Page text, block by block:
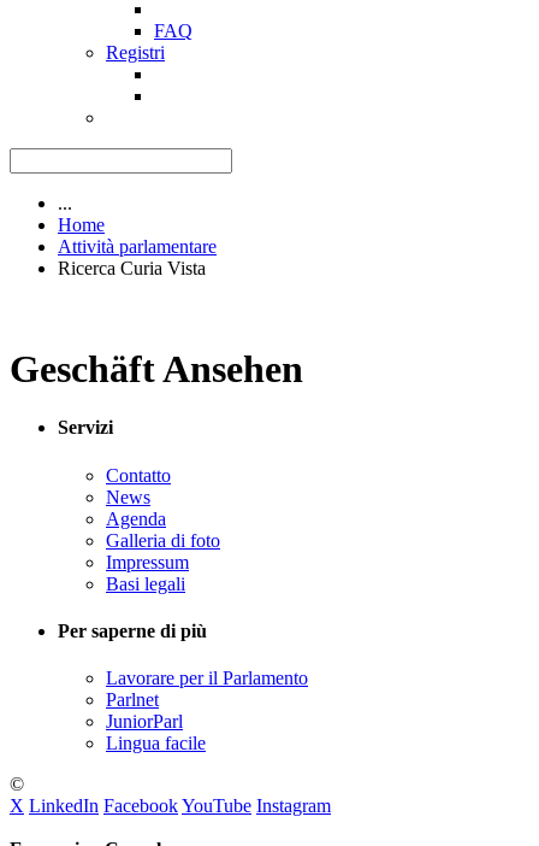
FAQ
Registri
...
Home
Attività parlamentare
Ricerca Curia Vista
Geschäft Ansehen
Servizi
Contatto
News
Agenda
Galleria di foto
Impressum
Basi legali
Per saperne di più
Lavorare per il Parlamento
Parlnet
JuniorParl
Lingua facile
©
X LinkedIn FacebookYouTube Instagram